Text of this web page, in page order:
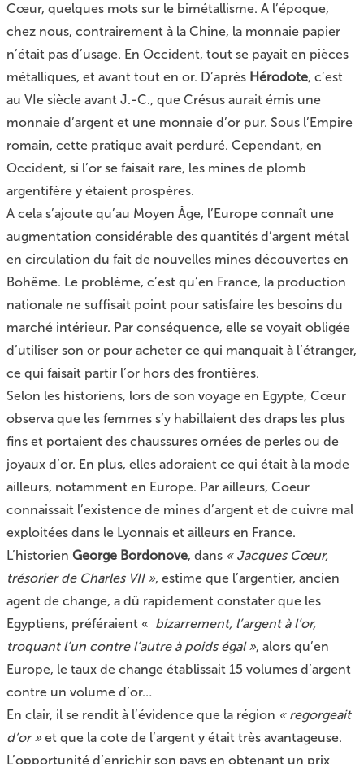
Cœur, quelques mots sur le bimétallisme. A l’époque,
chez nous, contrairement à la Chine, la monnaie papier
n’était pas d’usage. En Occident, tout se payait en pièces
métalliques, et avant tout en or. D’après Hérodote, c’est
au VIe siècle avant J.-C., que Crésus aurait émis une
monnaie d’argent et une monnaie d’or pur. Sous l’Empire
romain, cette pratique avait perduré. Cependant, en
Occident, si l’or se faisait rare, les mines de plomb
argentifère y étaient prospères.
A cela s’ajoute qu’au Moyen Âge, l’Europe connaît une
augmentation considérable des quantités d’argent métal
en circulation du fait de nouvelles mines découvertes en
Bohême. Le problème, c’est qu’en France, la production
nationale ne suffisait point pour satisfaire les besoins du
marché intérieur. Par conséquence, elle se voyait obligée
d’utiliser son or pour acheter ce qui manquait à l’étranger,
ce qui faisait partir l’or hors des frontières.
Selon les historiens, lors de son voyage en Egypte, Cœur
observa que les femmes s’y habillaient des draps les plus
fins et portaient des chaussures ornées de perles ou de
joyaux d’or. En plus, elles adoraient ce qui était à la mode
ailleurs, notamment en Europe. Par ailleurs, Coeur
connaissait l’existence de mines d’argent et de cuivre mal
exploitées dans le Lyonnais et ailleurs en France.
L’historien George Bordonove, dans « Jacques Cœur,
trésorier de Charles VII », estime que l’argentier, ancien
agent de change, a dû rapidement constater que les
Egyptiens, préféraient « bizarrement, l’argent à l’or,
troquant l’un contre l’autre à poids égal », alors qu’en
Europe, le taux de change établissait 15 volumes d’argent
contre un volume d’or…
En clair, il se rendit à l’évidence que la région « regorgeait
d’or »et que la cote de l’argent y était très avantageuse.
L’opportunité d’enrichir son pays en obtenant un prix